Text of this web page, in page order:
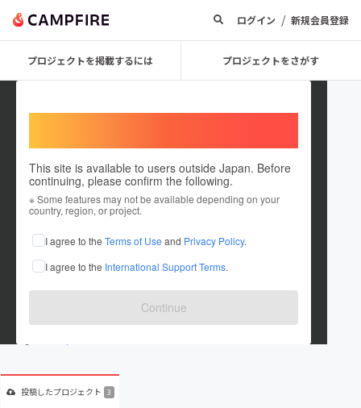
ログイン / 新規会員登録
プロジェクトを掲載するには プロジェクトをさがす
This site is available to users outside Japan. Before
continuing, please confirm the following.
※ Some features may not be available depending on your
country, region, or project.
I agree to the Terms of Use and Privacy Policy.
I agree to the International Support Terms.
Continue
Daisuke kanno
これまでに4回支援して3件のプロジェクトを投稿しています
在住国：日本 現在地：宮城県
出身国：日本 出身地：宮城県
投稿したプロジェクト 3